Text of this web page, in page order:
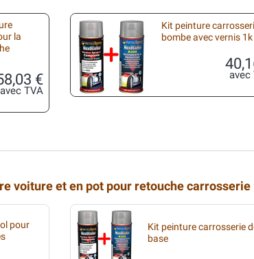
la
€
avec TVA
Kit peinture
bombe avec vernis 1k
avec
voiture et en pot pour retouche carrosserie
pour
Kit peinture carrosserie
base